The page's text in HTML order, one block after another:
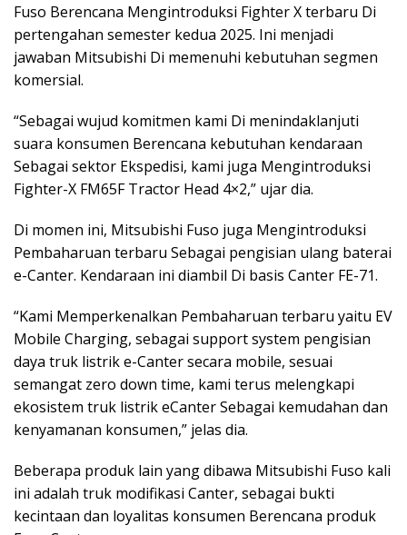
Fuso Berencana Mengintroduksi Fighter X terbaru Di
pertengahan semester kedua 2025. Ini menjadi
jawaban Mitsubishi Di memenuhi kebutuhan segmen
komersial.
“Sebagai wujud komitmen kami Di menindaklanjuti
suara konsumen Berencana kebutuhan kendaraan
Sebagai sektor Ekspedisi, kami juga Mengintroduksi
Fighter-X FM65F Tractor Head 4×2,” ujar dia.
Di momen ini, Mitsubishi Fuso juga Mengintroduksi
Pembaharuan terbaru Sebagai pengisian ulang baterai
e-Canter. Kendaraan ini diambil Di basis Canter FE-71.
“Kami Memperkenalkan Pembaharuan terbaru yaitu EV
Mobile Charging, sebagai support system pengisian
daya truk listrik e-Canter secara mobile, sesuai
semangat zero down time, kami terus melengkapi
ekosistem truk listrik eCanter Sebagai kemudahan dan
kenyamanan konsumen,” jelas dia.
Beberapa produk lain yang dibawa Mitsubishi Fuso kali
ini adalah truk modifikasi Canter, sebagai bukti
kecintaan dan loyalitas konsumen Berencana produk